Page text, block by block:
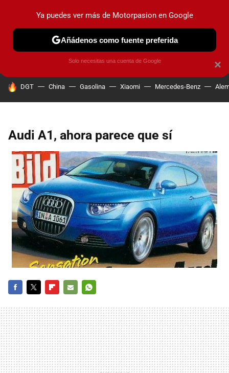
PRUEBAS COCHES ELÉCTRICOS OBSERVATORIO
HOY SE HABLA DE
DGT China Gasolina Xiaomi Mercedes-Benz
Audi A1, ahora parece que sí
MAIL
×
Ya puedes ver más de Motorpasion en Google
Añádenos como fuente preferida
Solo necesitas una cuenta de Google